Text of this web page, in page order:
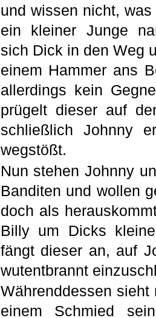
und wissen nicht,
ein kleiner Junge
sich Dick in den Weg
einem Hammer ans
allerdings kein
prügelt dieser auf
schließlich Johnny
wegstößt.
Nun stehen Johnny
Banditen und wollen
doch als
Billy um Dicks
fängt dieser an, auf
wutentbrannt
Währenddessen
einem Schmied